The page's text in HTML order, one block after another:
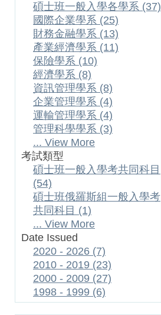
碩士班一般入學各學系 (37)
國際企業學系 (25)
財務金融學系 (13)
產業經濟學系 (11)
保險學系 (10)
經濟學系 (8)
資訊管理學系 (8)
企業管理學系 (4)
運輸管理學系 (4)
管理科學學系 (3)
... View More
考試類型
碩士班一般入學考共同科目
(54)
碩士班俄羅斯組一般入學考
共同科目 (1)
... View More
Date Issued
2020 - 2026 (7)
2010 - 2019 (23)
2000 - 2009 (27)
1998 - 1999 (6)